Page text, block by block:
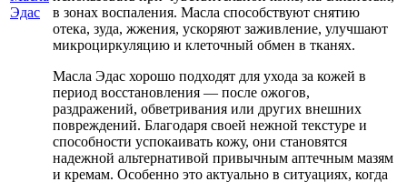
в зонах воспаления. Масла способствуют снятию
отека, зуда, жжения, ускоряют заживление, улучшают
микроциркуляцию и клеточный обмен в тканях.
Масла Эдас хорошо подходят для ухода за кожей в
период восстановления — после ожогов,
раздражений, обветривания или других внешних
повреждений. Благодаря своей нежной текстуре и
способности успокаивать кожу, они становятся
надежной альтернативой привычным аптечным мазям
и кремам. Особенно это актуально в ситуациях, когда